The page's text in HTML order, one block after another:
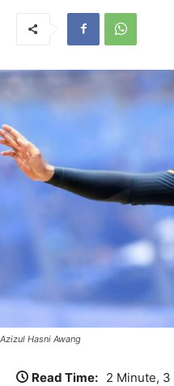
Azizul Hasni Awang
Read Time: 2 Minute, 3